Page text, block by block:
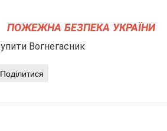
ПОЖЕЖНА БЕЗПЕКА УКРАЇНИ
Поділитися